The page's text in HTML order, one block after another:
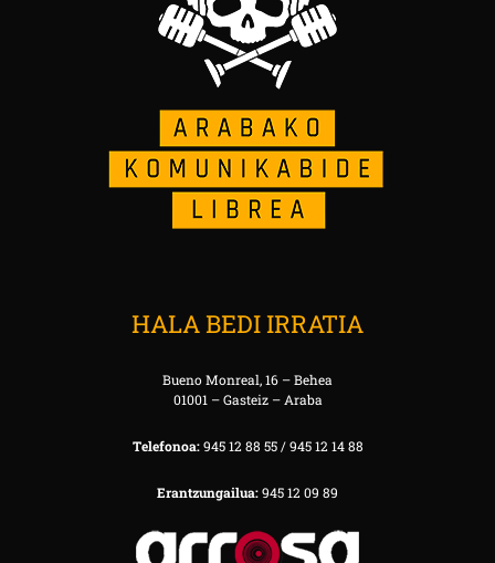
HALA BEDI IRRATIA
Bueno Monreal, 16 – Behea
01001 – Gasteiz – Araba
Telefonoa:945 12 88 55 / 945 12 14 88
Erantzungailua:945 12 09 89